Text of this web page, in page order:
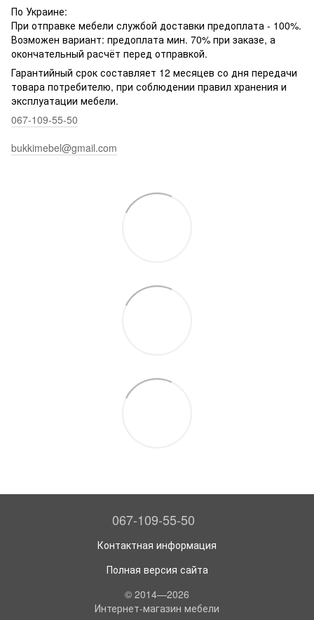
По Украине:
При отправке мебели службой доставки предоплата - 100%.
Возможен вариант: предоплата мин. 70% при заказе, а
окончательный расчёт перед отправкой.
Гарантийный срок составляет 12 месяцев со дня передачи
товара потребителю, при соблюдении правил хранения и
эксплуатации мебели.
067-109-55-50
bukkimebel@gmail.com
067-109-55-50
Контактная информация
Полная версия сайта
© 2014—2026
Интернет-магазин мебели